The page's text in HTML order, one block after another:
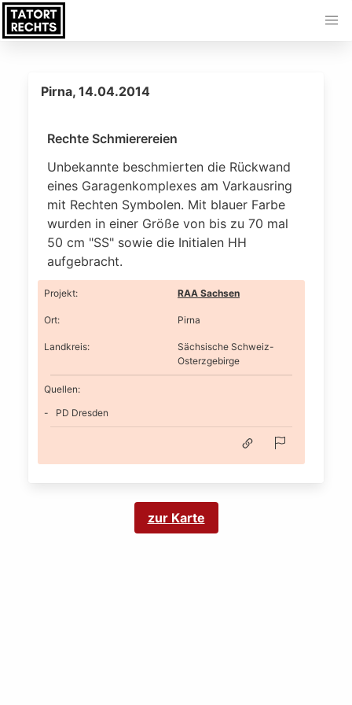
Pirna, 14.04.2014
Rechte Schmierereien
Unbekannte beschmierten die Rückwand
eines Garagenkomplexes am Varkausring
mit Rechten Symbolen. Mit blauer Farbe
wurden in einer Größe von bis zu 70 mal
50 cm "SS" sowie die Initialen HH
aufgebracht.
Projekt: RAA Sachsen
Ort: Pirna
Landkreis:
Sächsische Schweiz-
Osterzgebirge
Quellen:
PD Dresden
zur Karte